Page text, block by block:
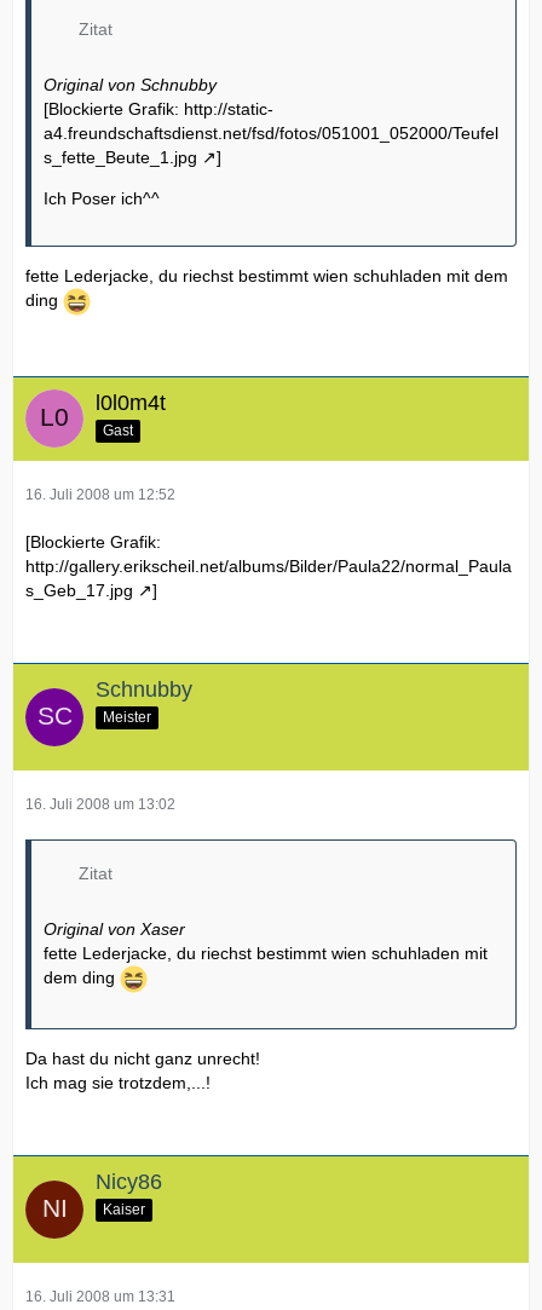
Zitat
Original von Schnubby
[Blockierte Grafik: http://static-
a4.freundschaftsdienst.net/fsd/fotos/051001_052000/Teufel
s_fette_Beute_1.jpg
]
Ich Poser ich^^
fette Lederjacke, du riechst bestimmt wien schuhladen mit dem
ding
l0l0m4t
Gast
16. Juli 2008 um 12:52
[Blockierte Grafik:
http://gallery.erikscheil.net/albums/Bilder/Paula22/normal_Paula
s_Geb_17.jpg
]
Schnubby
Meister
16. Juli 2008 um 13:02
Zitat
Original von Xaser
fette Lederjacke, du riechst bestimmt wien schuhladen mit
dem ding
Da hast du nicht ganz unrecht!
Ich mag sie trotzdem,...!
Nicy86
Kaiser
16. Juli 2008 um 13:31